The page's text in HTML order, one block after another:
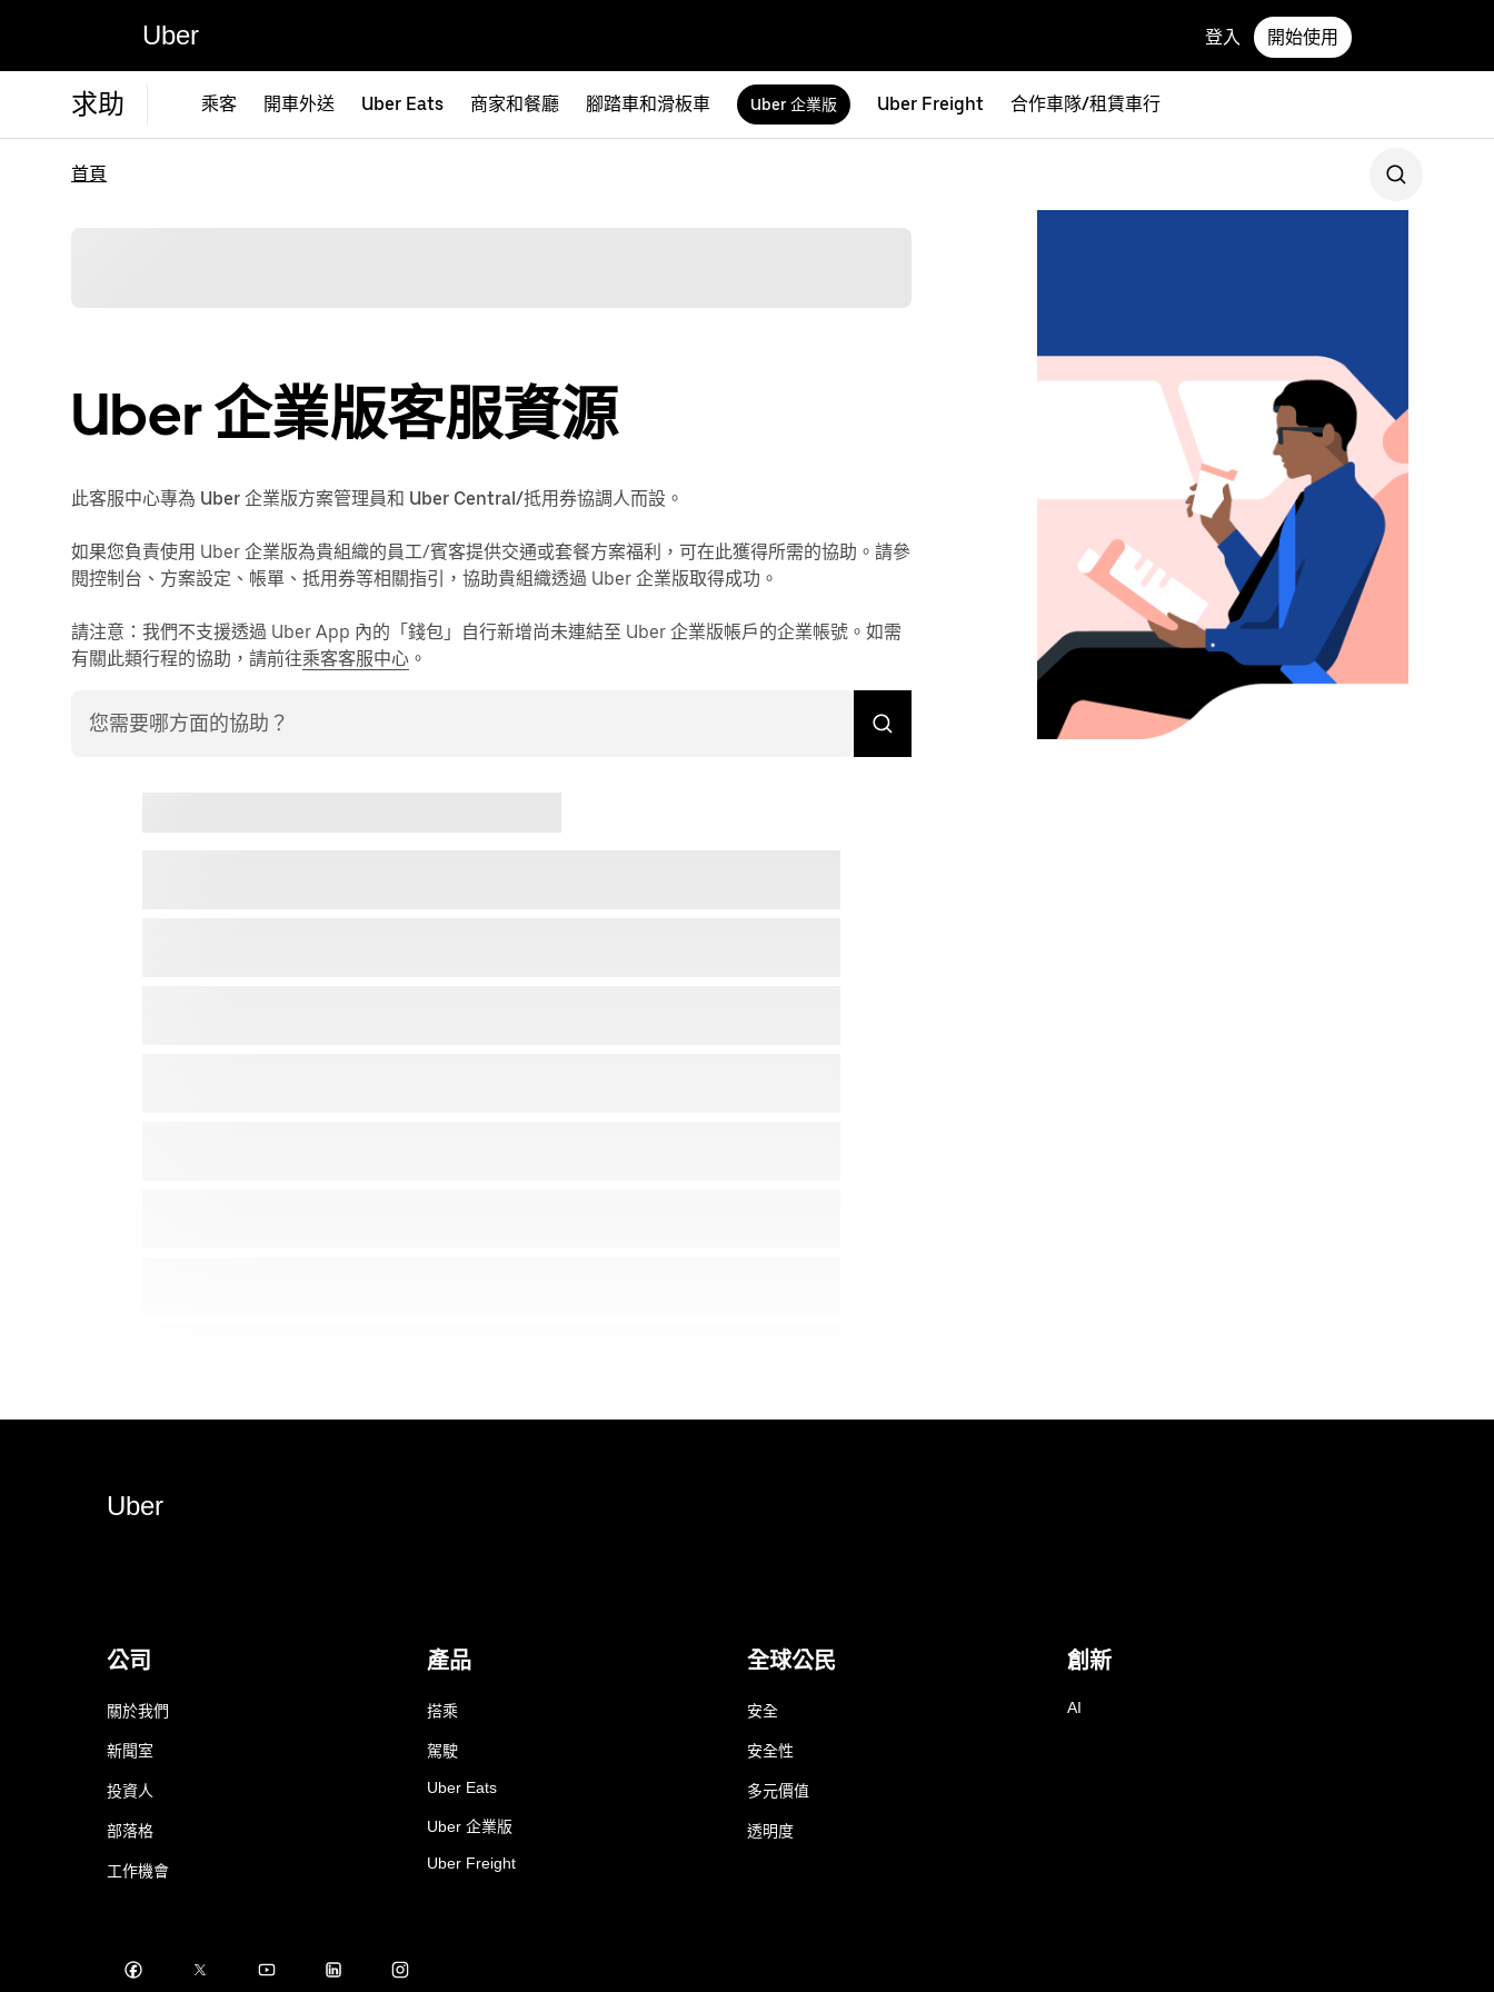
Uber 登入 開始使用
求助 乘客 開車外送 Uber Eats 商家和餐廳 腳踏車和滑板車 Uber 企業版 Uber Freight 合作車隊/租賃車行
首頁
Uber 企業版客服資源
此客服中心專為 Uber 企業版方案管理員和 Uber Central/抵用券協調人而設。
如果您負責使用 Uber 企業版為貴組織的員工/賓客提供交通或套餐方案福利，可在此獲得所需的協助。請參
閱控制台、方案設定、帳單、抵用券等相關指引，協助貴組織透過 Uber 企業版取得成功。
請注意 ：我們不支援透過 Uber App 內的「錢包」自行新增尚未連結至 Uber 企業版帳戶的企業帳號。如需
有關此類行程的協助，請前往乘客客服中心 。
Uber
公司
關於我們
新聞室
投資人
部落格
工作機會
產品
搭乘
駕駛
Uber Eats
Uber 企業版
Uber Freight
全球公民
安全
安全性
多元價值
透明度
創新
AI